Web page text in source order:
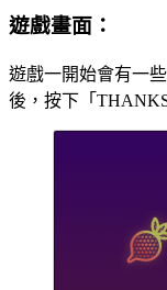
遊戲畫面：
遊戲一開始會有一
後，按下「